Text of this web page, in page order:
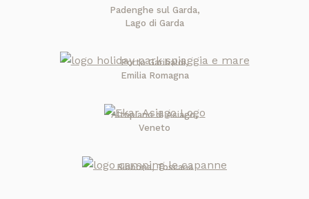
Padenghe sul Garda,
Lago di Garda
Porto Garibaldi,
Emilia Romagna
Altopiano di Asiago,
Veneto
Bibbona, Toscana